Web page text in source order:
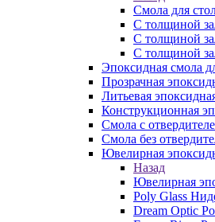
Смола для
С толщиной
С толщиной
С толщиной
Эпоксидная смола
Прозрачная
Литьевая
Конструкционная
Смола с
Смола без
Ювелирная
Назад
Ювелирная
Poly Glass
Dream Optic